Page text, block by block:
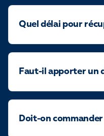
Quel délai pour
Faut-il apporter un
Doit-on commander